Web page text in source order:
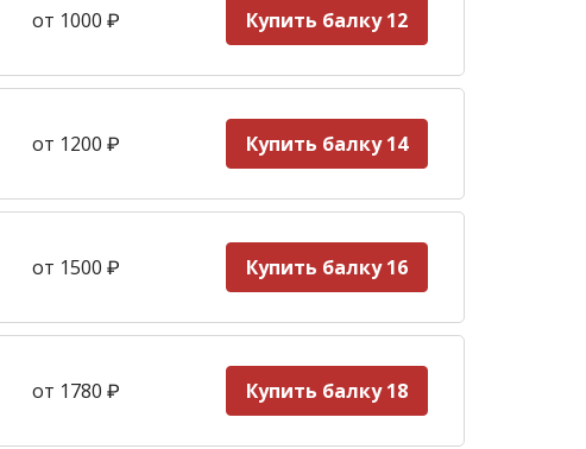
от 1000 ₽ Купить балку 12
от 1200 ₽ Купить балку 14
от 1500 ₽ Купить балку 16
от 1780 ₽ Купить балку 18